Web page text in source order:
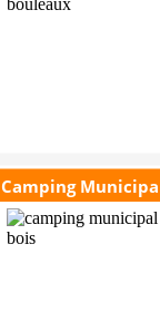
Camping